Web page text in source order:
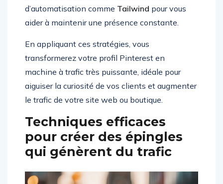
d’automatisation comme Tailwind pour vous
aider à maintenir une présence constante.
En appliquant ces stratégies, vous
transformerez votre profil Pinterest en
machine à trafic très puissante, idéale pour
aiguiser la curiosité de vos clients et augmenter
le trafic de votre site web ou boutique.
Techniques efficaces
pour créer des épingles
qui génèrent du trafic